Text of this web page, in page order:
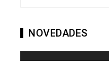
NOVEDADES